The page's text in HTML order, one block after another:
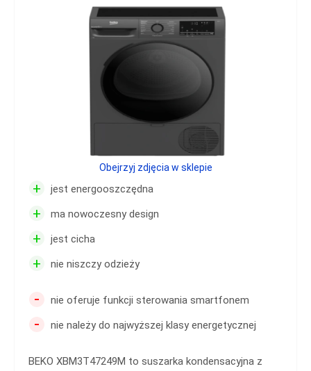
+ jest energooszczędna
+ ma nowoczesny design
+ jest cicha
+ nie niszczy odzieży
- nie oferuje funkcji sterowania smartfonem
- nie należy do najwyższej klasy energetycznej
BEKO XBM3T47249M to suszarka kondensacyjna z
Obejrzyj zdjęcia w sklepie